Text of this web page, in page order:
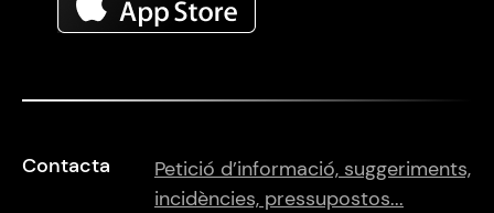
Contacta
Petició d’informació, suggeriments,
incidències, pressupostos...